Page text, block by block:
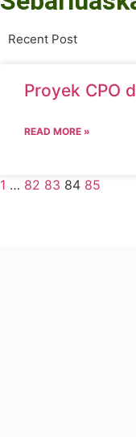
Recent Post
Proyek CPO
READ MORE »
1 … 82 83 84 85